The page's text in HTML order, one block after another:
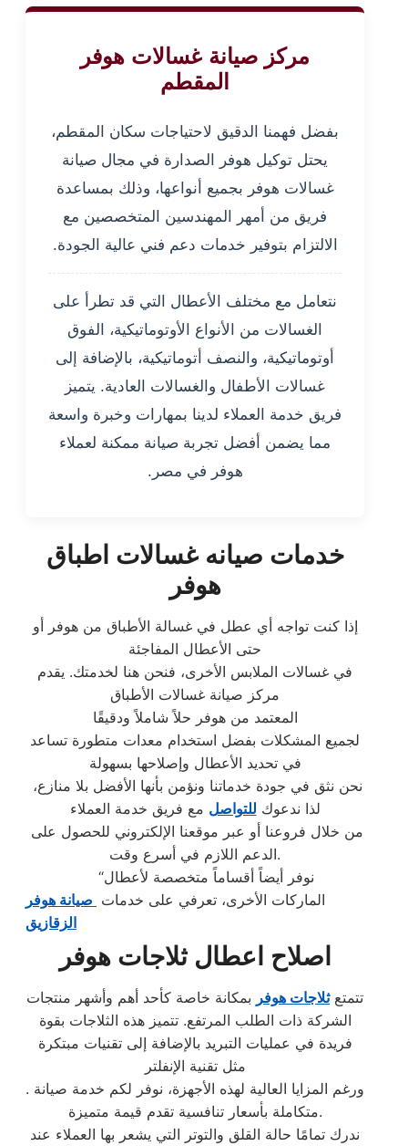
مركز صيانة غسالات هوفر
المقطم
بفضل فهمنا الدقيق لاحتياجات سكان المقطم،
يحتل توكيل هوفر الصدارة في مجال صيانة
غسالات هوفر بجميع أنواعها، وذلك بمساعدة
فريق من أمهر المهندسين المتخصصين مع
الالتزام بتوفير خدمات دعم فني عالية الجودة.
نتعامل مع مختلف الأعطال التي قد تطرأ على
الغسالات من الأنواع الأوتوماتيكية، الفوق
أوتوماتيكية، والنصف أتوماتيكية، بالإضافة إلى
غسالات الأطفال والغسالات العادية. يتميز
فريق خدمة العملاء لدينا بمهارات وخبرة واسعة
مما يضمن أفضل تجربة صيانة ممكنة لعملاء
هوفر في مصر.
خدمات صيانه غسالات اطباق
هوفر
إذا كنت تواجه أي عطل في غسالة الأطباق من هوفر أو
حتى الأعطال المفاجئة
في غسالات الملابس الأخرى، فنحن هنا لخدمتك. يقدم
مركز صيانة غسالات الأطباق
المعتمد من هوفر حلاً شاملاً ودقيقًا
لجميع المشكلات بفضل استخدام معدات متطورة تساعد
في تحديد الأعطال وإصلاحها بسهولة
لذا ندعوك للتواصل مع فريق خدمة العملاء
الدعم اللازم في أسرع وقت.
“نوفر أيضاً أقساماً متخصصة لأعطال
الماركات الأخرى، تعرفي على خدمات صيانة هوفر
الزقازيق
اصلاح اعطال ثلاجات هوفر
تتمتعثلاجات هوفر بمكانة خاصة كأحد أهم وأشهر منتجات
الشركة ذات الطلب المرتفع. تتميز هذه الثلاجات بقوة
فريدة في عمليات التبريد بالإضافة إلى تقنيات مبتكرة
مثل تقنية الإنفلتر
. ورغم المزايا العالية لهذه الأجهزة، نوفر لكم خدمة صيانة
متكاملة بأسعار تنافسية تقدم قيمة متميزة.
ندرك تمامًا حالة القلق والتوتر التي يشعر بها العملاء عند